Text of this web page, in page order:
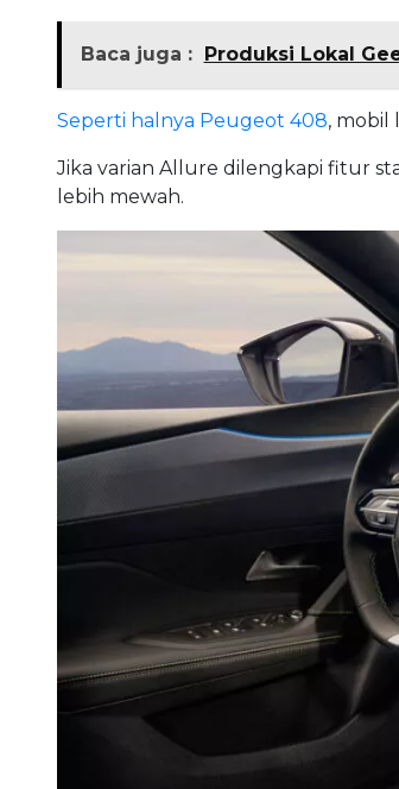
Baca juga : Produksi Lokal
Seperti halnya Peugeot 408, mobil
Jika varian Allure dilengkapi fitur
lebih mewah.